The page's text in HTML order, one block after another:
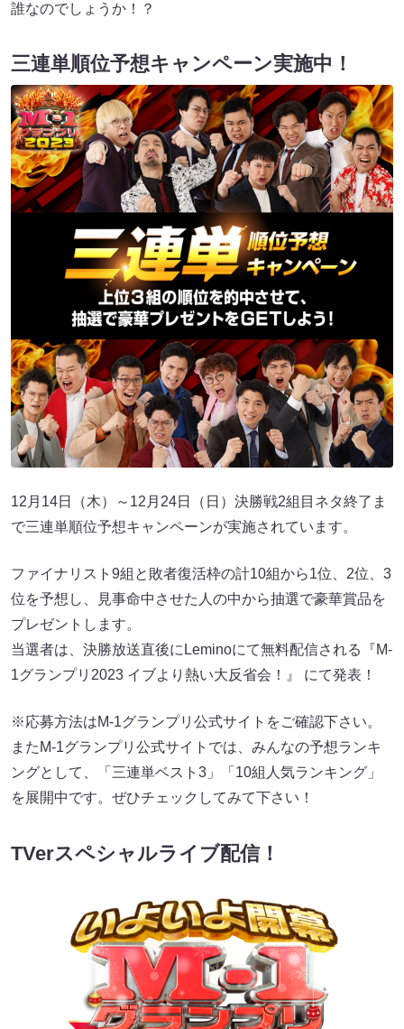
誰なのでしょうか！？
三連単順位予想キャンペーン実施中！
12月14日（木）～12月24日（日）決勝戦2組目ネタ終了ま
で三連単順位予想キャンペーンが実施されています。
ファイナリスト9組と敗者復活枠の計10組から1位、2位、3
位を予想し、見事命中させた人の中から抽選で豪華賞品を
プレゼントします。
当選者は、決勝放送直後にLeminoにて無料配信される『M-
1グランプリ2023 イブより熱い大反省会！』 にて発表！
※応募方法はM-1グランプリ公式サイトをご確認下さい。
またM-1グランプリ公式サイトでは、みんなの予想ランキ
ングとして、「三連単ベスト3」「10組人気ランキング」
を展開中です。ぜひチェックしてみて下さい！
TVerスペシャルライブ配信！